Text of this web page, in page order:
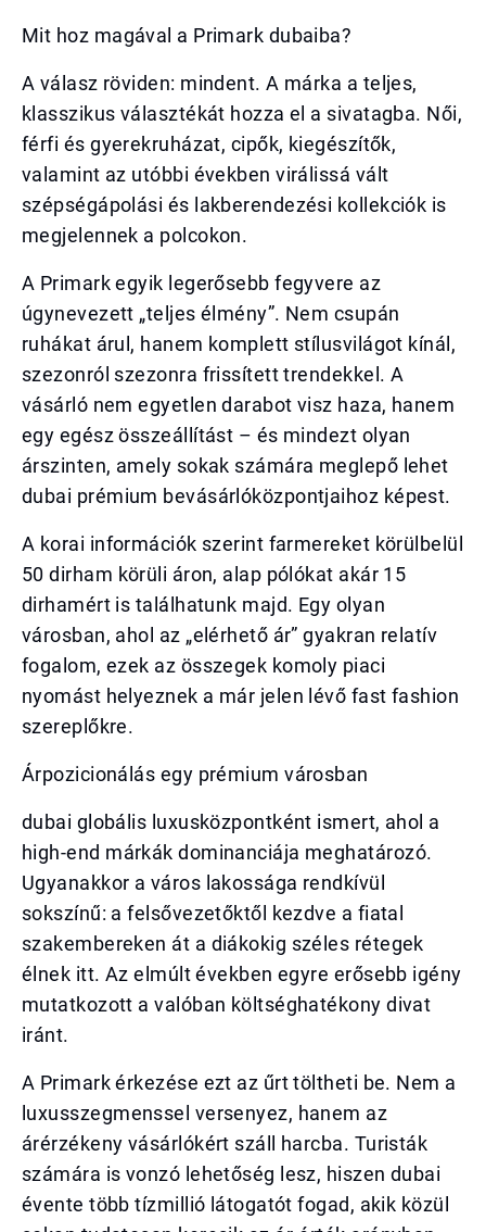
Mit hoz magával a Primark dubaiba?
A válasz röviden: mindent. A márka a teljes,
klasszikus választékát hozza el a sivatagba. Női,
férfi és gyerekruházat, cipők, kiegészítők,
valamint az utóbbi években virálissá vált
szépségápolási és lakberendezési kollekciók is
megjelennek a polcokon.
A Primark egyik legerősebb fegyvere az
úgynevezett „teljes élmény”. Nem csupán
ruhákat árul, hanem komplett stílusvilágot kínál,
szezonról szezonra frissített trendekkel. A
vásárló nem egyetlen darabot visz haza, hanem
egy egész összeállítást – és mindezt olyan
árszinten, amely sokak számára meglepő lehet
dubai prémium bevásárlóközpontjaihoz képest.
A korai információk szerint farmereket körülbelül
50 dirham körüli áron, alap pólókat akár 15
dirhamért is találhatunk majd. Egy olyan
városban, ahol az „elérhető ár” gyakran relatív
fogalom, ezek az összegek komoly piaci
nyomást helyeznek a már jelen lévő fast fashion
szereplőkre.
Árpozicionálás egy prémium városban
dubai globális luxusközpontként ismert, ahol a
high-end márkák dominanciája meghatározó.
Ugyanakkor a város lakossága rendkívül
sokszínű: a felsővezetőktől kezdve a fiatal
szakembereken át a diákokig széles rétegek
élnek itt. Az elmúlt években egyre erősebb igény
mutatkozott a valóban költséghatékony divat
iránt.
A Primark érkezése ezt az űrt töltheti be. Nem a
luxusszegmenssel versenyez, hanem az
árérzékeny vásárlókért száll harcba. Turisták
számára is vonzó lehetőség lesz, hiszen dubai
évente több tízmillió látogatót fogad, akik közül